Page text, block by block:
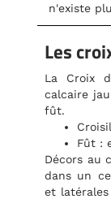
n'existe
Les
La Croix
calcaire
fût.
Fût :
Décors au
dans un
et